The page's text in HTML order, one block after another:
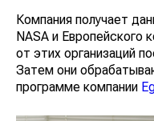
Компания получает
NASA и Европейского
от этих организаций
Затем они
программе компании